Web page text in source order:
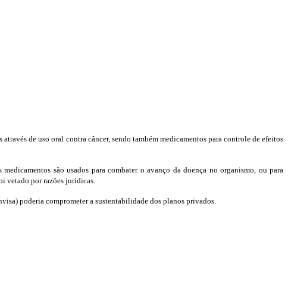
de uso oral contra câncer, sendo também medicamentos para controle de efeitos
são usados para combater o avanço da doença no organismo, ou para
vetado por razões jurídicas.
poderia comprometer a sustentabilidade dos planos privados.